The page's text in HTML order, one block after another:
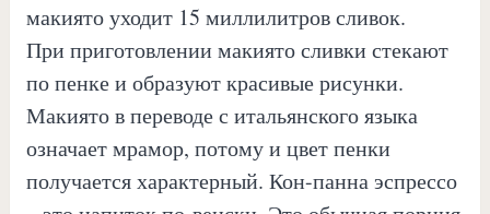
макиято уходит 15 миллилитров сливок.
При приготовлении макиято сливки стекают
по пенке и образуют красивые рисунки.
Макиято в переводе с итальянского языка
означает мрамор, потому и цвет пенки
получается характерный. Кон-панна эспрессо